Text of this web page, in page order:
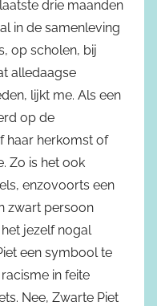
drie maanden
in de samenleving
op scholen, bij
alledaagse
lijkt me. Als een
op de
haar herkomst of
Zo is het ook
enzovoorts een
zwart persoon
jezelf nogal
een symbool te
in feite
Nee, Zwarte Piet